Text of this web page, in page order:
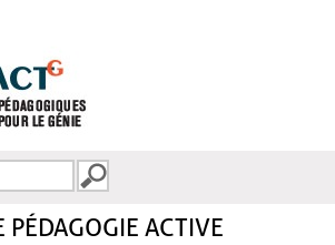
PÉDAGOGIE ACTIVE